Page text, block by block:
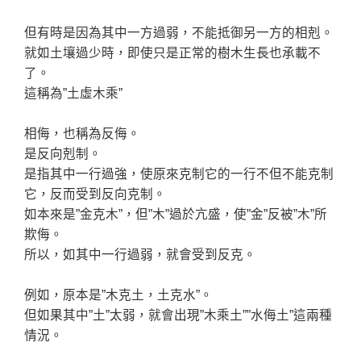
但有時是因為其中一方過弱，不能抵御另一方的相剋。
就如土壤過少時，即使只是正常的樹木生長也承載不
了。
這稱為”土虛木乘”
相侮，也稱為反侮。
是反向剋制。
是指其中一行過強，使原來克制它的一行不但不能克制
它，反而受到反向克制。
如本來是”金克木”，但”木”過於亢盛，使”金”反被”木”所
欺侮。
所以，如其中一行過弱，就會受到反克。
例如，原本是”木克土，土克水”。
但如果其中”土”太弱，就會出現”木乘土””水侮土”這兩種
情況。